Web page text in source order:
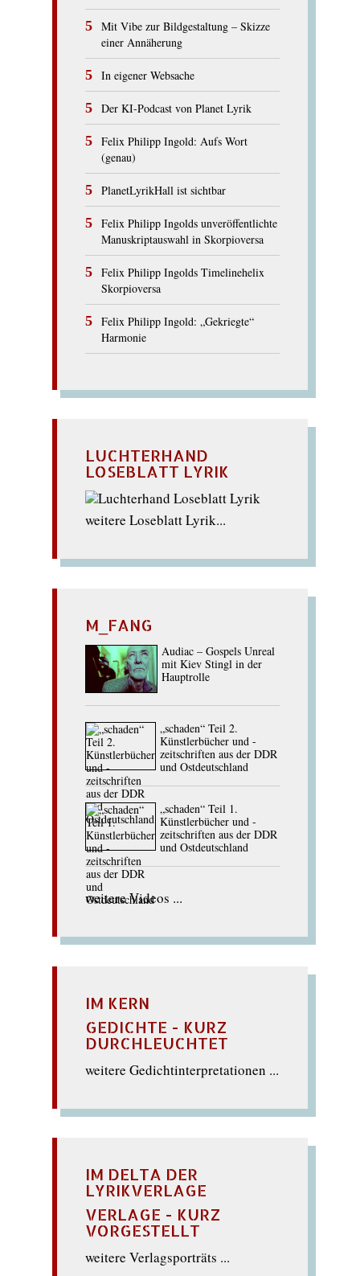
Mit Vibe zur Bildgestaltung – Skizze
einer Annäherung
In eigener Websache
Der KI-Podcast von Planet Lyrik
Felix Philipp Ingold: Aufs Wort
(genau)
PlanetLyrikHall ist sichtbar
Felix Philipp Ingolds unveröffentlichte
Manuskriptauswahl in Skorpioversa
Felix Philipp Ingolds Timelinehelix
Skorpioversa
Felix Philipp Ingold: „Gekriegte“
Harmonie
LUCHTERHAND
LOSEBLATT LYRIK
weitere Loseblatt Lyrik...
M_FANG
Audiac – Gospels Unreal
mit Kiev Stingl in der
Hauptrolle
„schaden“ Teil 2.
Künstlerbücher und -
zeitschriften aus der DDR
und Ostdeutschland
„schaden“ Teil 1.
Künstlerbücher und -
zeitschriften aus der DDR
und Ostdeutschland
weitere Videos ...
IM KERN
GEDICHTE - KURZ
DURCHLEUCHTET
weitere Gedichtinterpretationen ...
IM DELTA DER
LYRIKVERLAGE
VERLAGE - KURZ
VORGESTELLT
weitere Verlagsporträts ...